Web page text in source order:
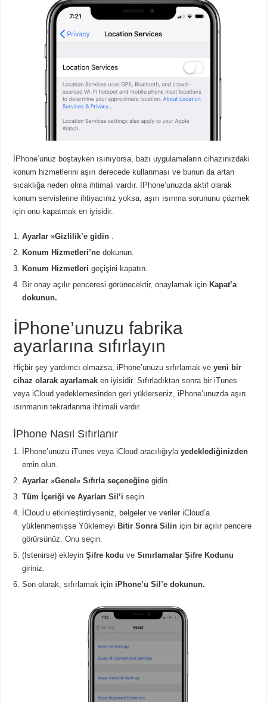
İPhone’unuz boştayken ısınıyorsa, bazı uygulamaların cihazınızdaki
konum hizmetlerini aşırı derecede kullanması ve bunun da artan
sıcaklığa neden olma ihtimali vardır. İPhone’unuzda aktif olarak
konum servislerine ihtiyacınız yoksa, aşırı ısınma sorununu çözmek
için onu kapatmak en iyisidir.
Ayarlar »Gizlilik’e gidin
Konum Hizmetleri’ne dokunun.
Konum Hizmetleri geçişini kapatın.
Bir onay açılır penceresi görünecektir, onaylamak içinKapat’a
dokunun.
İPhone’unuzu fabrika
ayarlarına sıfırlayın
Hiçbir şey yardımcı olmazsa, iPhone’unuzu sıfırlamak veyeni bir
cihaz olarak ayarlamak en iyisidir. Sıfırladıktan sonra bir iTunes
veya iCloud yedeklemesinden geri yüklerseniz, iPhone’unuzda aşırı
ısınmanın tekrarlanma ihtimali vardır.
İPhone Nasıl Sıfırlanır
İPhone’unuzu iTunes veya iCloud aracılığıylayedeklediğinizden
emin olun.
Ayarlar »Genel» Sıfırla seçeneğine gidin.
Tüm İçeriği ve Ayarları Sil’i seçin.
İCloud’u etkinleştirdiyseniz, belgeler ve veriler iCloud’a
yüklenmemişse YüklemeyiBitir Sonra Silin için bir açılır pencere
görürsünüz. Onu seçin.
(İstenirse) ekleyinŞifre kodu veSınırlamalar Şifre Kodunu
giriniz.
Son olarak, sıfırlamak için iPhone’u Sil’e dokunun.